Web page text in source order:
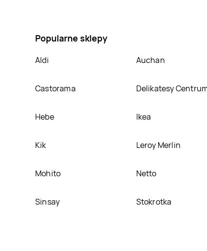
Popularne sklepy
Aldi Auchan
Castorama Delikatesy
Hebe Ikea
Kik Leroy Merlin
Mohito Netto
Sinsay Stokrotka